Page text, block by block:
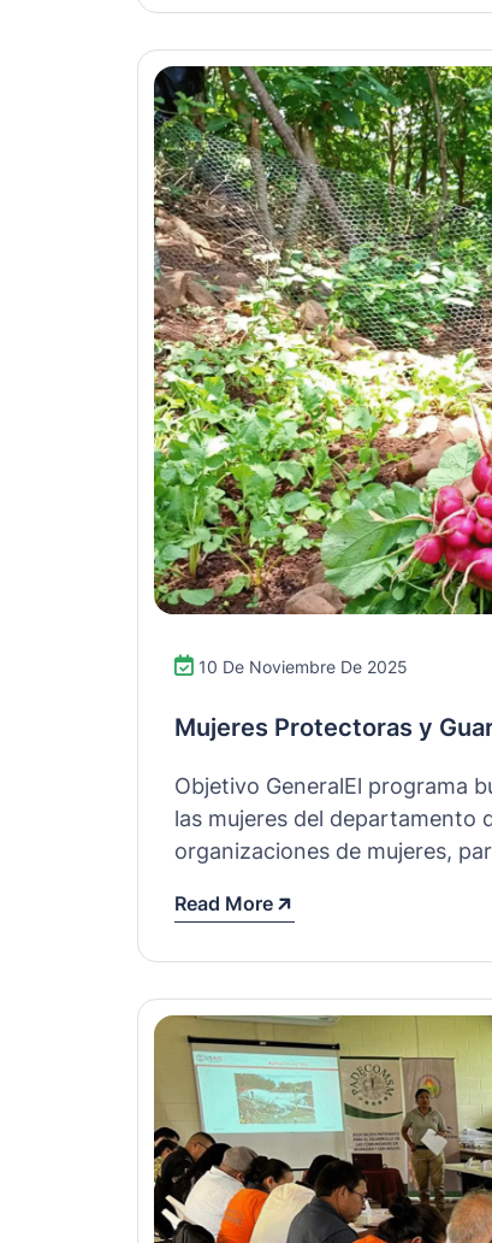
10 De Noviembre De 2025
Mujeres Protectoras y
Objetivo GeneralEl programa
las mujeres del departamento
organizaciones de mujeres,
Read More